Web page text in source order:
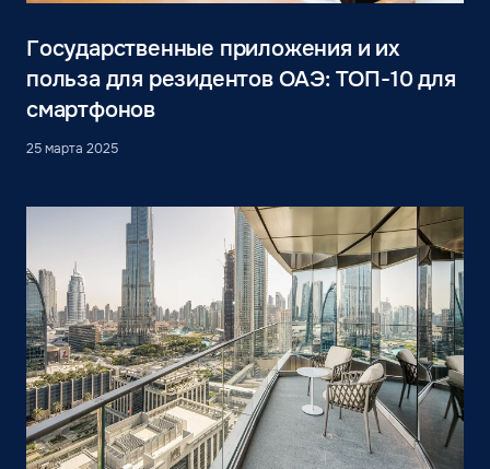
Государственные приложения и их
польза для резидентов ОАЭ: ТОП-10 для
смартфонов
25 марта 2025